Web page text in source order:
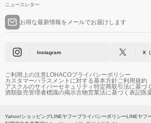
ニュースレター
お得な最新情報をメールでお届けします
Instagram X
ご利用上の注意LOHACOプライバシーポリシー
カスタマーハラスメントに対する基本方針ご利用規約
アスクルのサイバーセキュリティ特定商取引法に基づ
酒類販売管理者標識の掲示古物営業法に基づく表記医
Yahoo!ショッピングLINEヤフープライバシーポリシーLINEヤフ